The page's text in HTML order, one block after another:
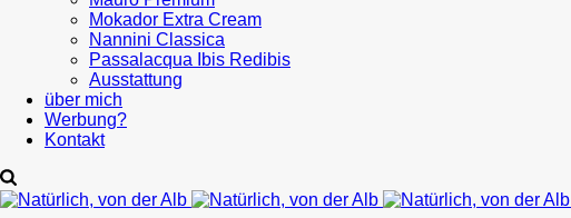
Mokador Extra Cream
Nannini Classica
Passalacqua Ibis Redibis
Ausstattung
über mich
Werbung?
Kontakt